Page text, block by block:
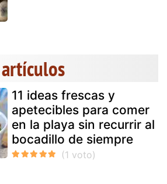
11 ideas frescas y
apetecibles para comer
en la playa sin recurrir al
bocadillo de siempre